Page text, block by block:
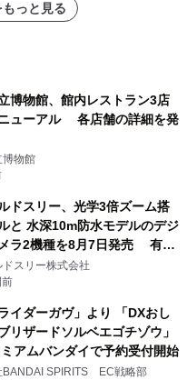
っと見る
博物館、館内レストラン3店
ューアル 各店舗の詳細を発
博物館
ドスリー、光学3倍ズーム搭
と 水深10m防水モデルのデジ
ラ2機種を8月7日発売 有効
画素、用途別に選べるコンデ
ドスリー株式会社
イダーガヴ」より 「DXおし
リザードソルベエゴチゾウ」
アムバンダイで予約受付開始
BANDAI SPIRITS EC戦略部